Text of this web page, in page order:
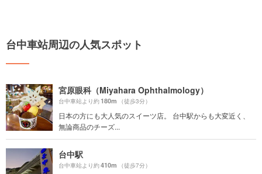
台中車站周辺の人気スポット
宮原眼科（Miyahara Ophthalmology）
台中車站より約180m （徒歩3分）
日本の方にも大人気のスイーツ店。 台中駅からも大変近く、
無論商品のチーズ...
台中駅
台中車站より約410m （徒歩7分）